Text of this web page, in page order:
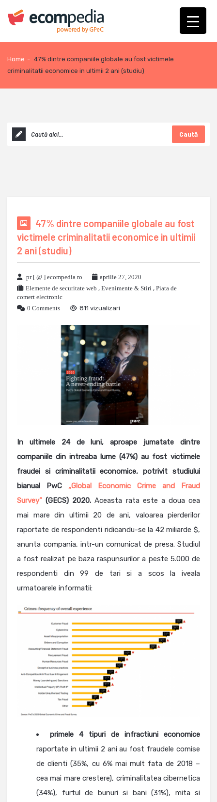
Home - 47% dintre companiile globale au fost victimele
criminalitatii economice in ultimii 2 ani (studiu)
Caută
47% dintre companiile globale au fost
victimele criminalitatii economice in ultimii
2 ani (studiu)
pr [ @ ] ecompedia ro
aprilie 27, 2020
Elemente de securitate web , Evenimente & Stiri , Piata de
comert electronic
0 Comments
811 vizualizari
In ultimele 24 de luni, aproape jumatate dintre
companiile din intreaba lume (47%) au fost victimele
fraudei si criminalitatii economice, potrivit studiului
bianual PwC „Global Economic Crime and Fraud
Survey” (GECS) 2020. Aceasta rata este a doua cea
mai mare din ultimii 20 de ani, valoarea pierderilor
raportate de respondenti ridicandu-se la 42 miliarde $,
anunta compania, intr-un comunicat de presa. Studiul
a fost realizat pe baza raspunsurilor a peste 5.000 de
respondenti din 99 de tari si a scos la iveala
urmatoarele informatii:
primele 4 tipuri de infractiuni economice
raportate in ultimii 2 ani au fost fraudele comise
de clienti (35%, cu 6% mai mult fata de 2018 –
cea mai mare crestere), criminalitatea cibernetica
(34%), furtul de bunuri si bani (31%), mita si